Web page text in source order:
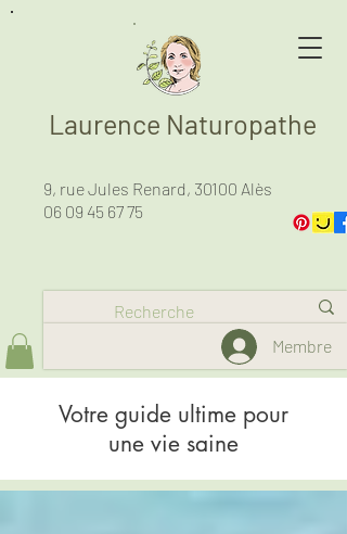
9, rue Jules Renard, 30100 Alès
06 09 45 67 75
Membre
Laurence Naturopathe
Votre guide ultime pour
une vie saine